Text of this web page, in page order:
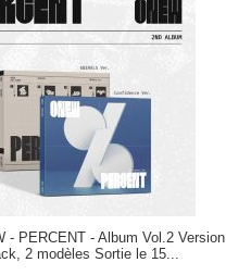
- PERCENT - Album Vol.2 Version
2 modèles Sortie le 15...